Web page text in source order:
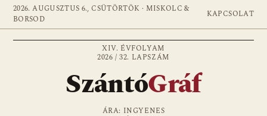
2026. AUGUSZTUS 6., CSÜTÖRTÖK · MISKOLC &
BORSOD
KAPCSOLAT
XIV. ÉVFOLYAM
2026 / 32. LAPSZÁM
SzántóGráf
ÁRA: INGYENES